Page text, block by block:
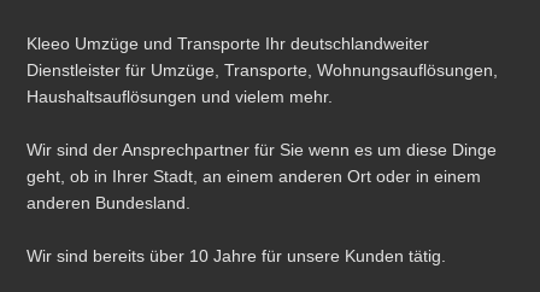
Kleeo Umzüge und Transporte Ihr deutschlandweiter
Dienstleister für Umzüge, Transporte, Wohnungsauflösungen,
Haushaltsauflösungen und vielem mehr.
Wir sind der Ansprechpartner für Sie wenn es um diese Dinge
geht, ob in Ihrer Stadt, an einem anderen Ort oder in einem
anderen Bundesland.
Wir sind bereits über 10 Jahre für unsere Kunden tätig.